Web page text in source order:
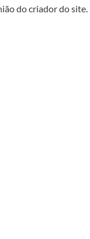
do criador do site.